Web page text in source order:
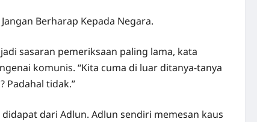
Berharap Kepada Negara.
sasaran pemeriksaan paling lama, kata
komunis. “Kita cuma di luar ditanya-tanya
Padahal tidak.”
dari Adlun. Adlun sendiri memesan kaus